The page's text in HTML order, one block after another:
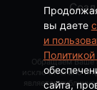
Обращаем Ваше
исключительно
является
вы даете
и
сайта,